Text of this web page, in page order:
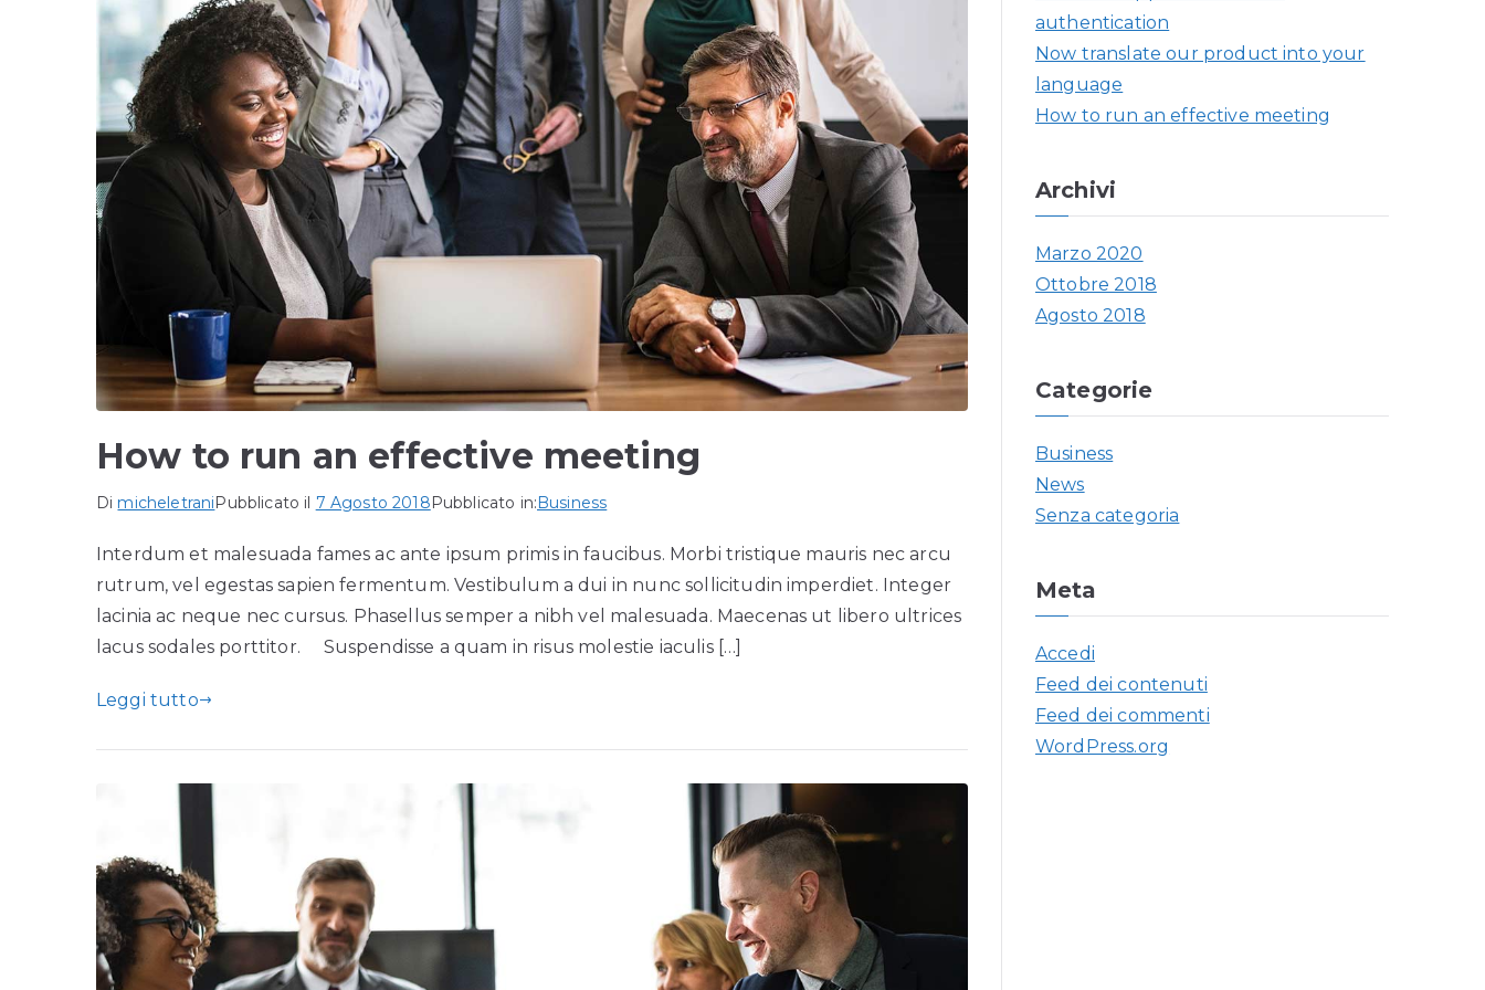
How to run an effective meeting
Di micheletraniPubblicato il 7 Agosto 2018Pubblicato in:Business
Interdum et malesuada fames ac ante ipsum primis in faucibus. Morbi tristique mauris nec arcu
rutrum, vel egestas sapien fermentum. Vestibulum a dui in nunc sollicitudin imperdiet. Integer
lacinia ac neque nec cursus. Phasellus semper a nibh vel malesuada. Maecenas ut libero ultrices
lacus sodales porttitor. Suspendisse a quam in risus molestie iaculis […]
Leggi tutto
authentication
Now translate our product into your
language
How to run an effective meeting
Archivi
Marzo 2020
Ottobre 2018
Agosto 2018
Categorie
Business
News
Senza categoria
Meta
Accedi
Feed dei contenuti
Feed dei commenti
WordPress.org